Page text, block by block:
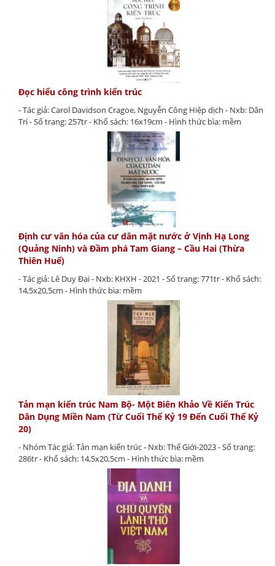
Đọc hiểu công trình kiến trúc
- Tác giả: Carol Davidson Cragoe, Nguyễn Công Hiệp dịch - Nxb: Dân
Trí - Số trang: 257tr - Khổ sách: 16x19cm - Hình thức bìa: mềm
Định cư văn hóa của cư dân mặt nước ở Vịnh Hạ Long
(Quảng Ninh) và Đầm phá Tam Giang – Cầu Hai (Thừa
Thiên Huế)
- Tác giả: Lê Duy Đại - Nxb: KHXH - 2021 - Số trang: 771tr - Khổ sách:
14,5x20,5cm - Hình thức bìa: mềm
Tản mạn kiến trúc Nam Bộ- Một Biên Khảo Về Kiến Trúc
Dân Dụng Miền Nam (Từ Cuối Thế Kỷ 19 Đến Cuối Thế Kỷ
20)
- Nhóm Tác giả: Tản mạn kiến trúc - Nxb: Thế Giới-2023 - Số trang:
286tr - Khổ sách: 14,5x20,5cm - Hình thức bìa: mềm